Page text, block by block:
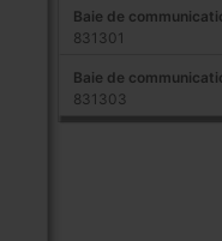
Baie de
831301
Baie de
831303